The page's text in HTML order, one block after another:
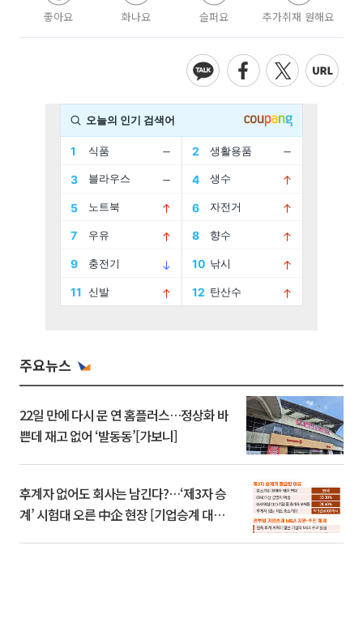
좋아요 화나요 슬퍼요 추가취재 원해요
주요뉴스
22일 만에 다시 문 연 홈플러스…정상화 바
쁜데 재고 없어 ‘발동동’[가보니]
후계자 없어도 회사는 남긴다?…‘제3자 승
계’ 시험대 오른 中企 현장 [기업승계 대전